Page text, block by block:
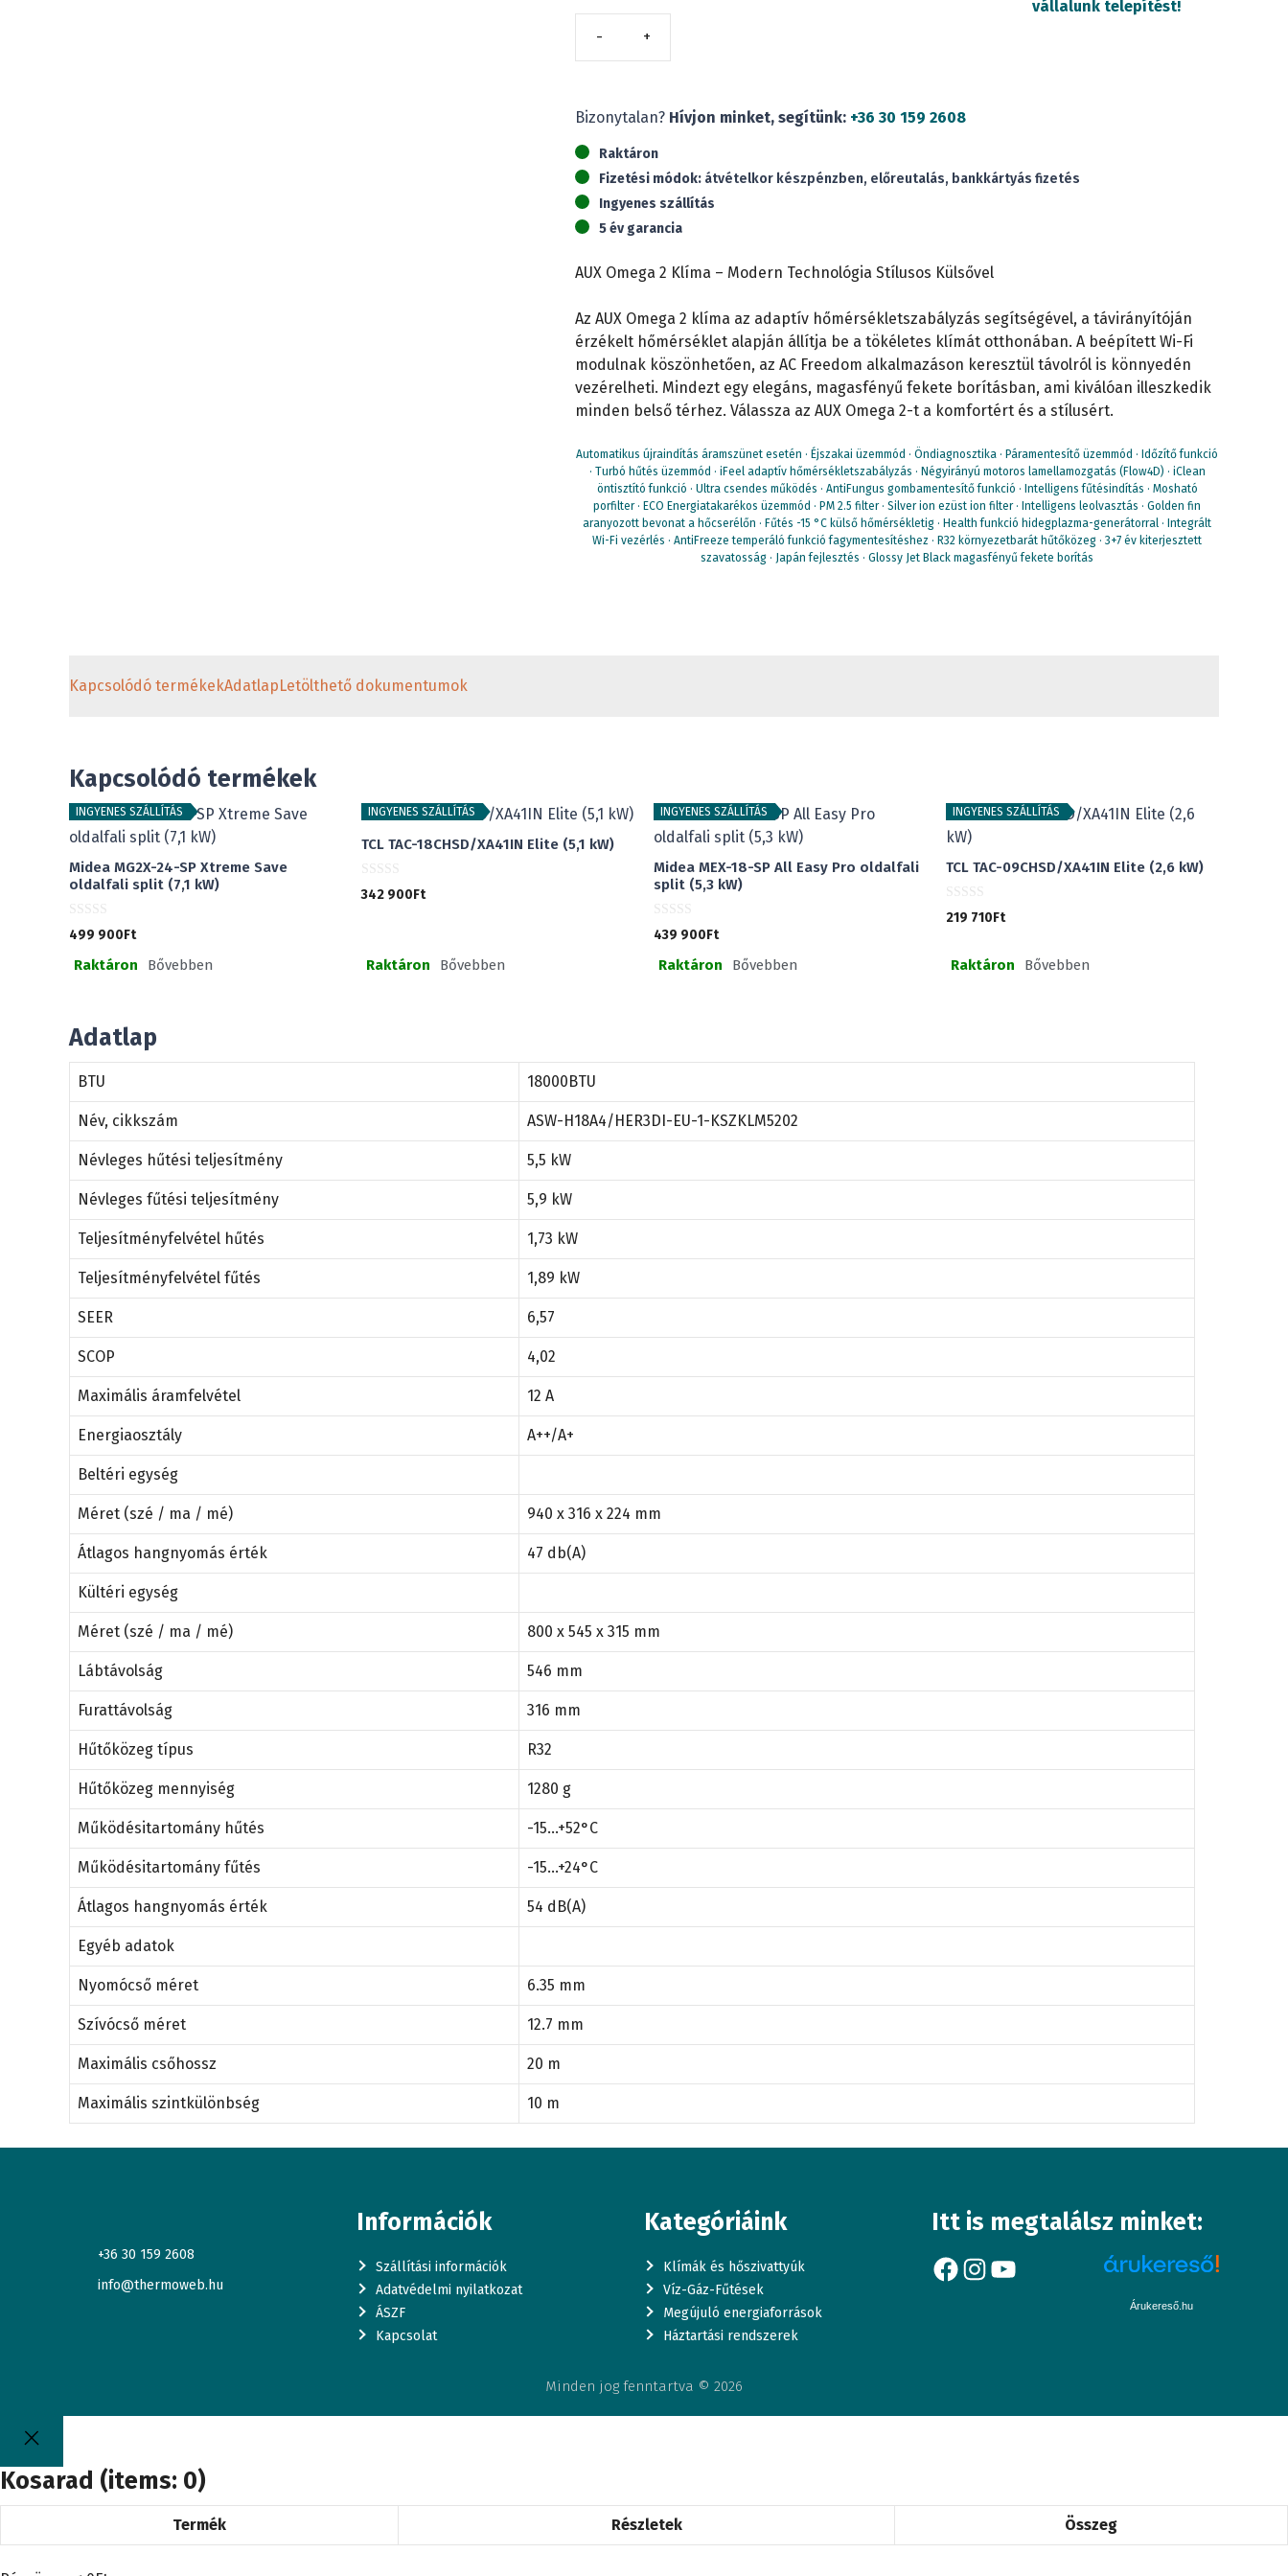
EU-
KSZKLM5202
Omega
(
5,5
mennyiség
vállalunk telepítést!
Bizonytalan? Hívjon minket, segítünk: +36 30 159 2608
Raktáron
Fizetési módok: átvételkor készpénzben, előreutalás, bankkártyás fizetés
Ingyenes szállítás
5 év garancia
AUX Omega 2 Klíma – Modern Technológia Stílusos Külsővel
Az AUX Omega 2 klíma az adaptív hőmérsékletszabályzás segítségével, a távirányítóján
érzékelt hőmérséklet alapján állítja be a tökéletes klímát otthonában. A beépített Wi-Fi
modulnak köszönhetően, az AC Freedom alkalmazáson keresztül távolról is könnyedén
vezérelheti. Mindezt egy elegáns, magasfényű fekete borításban, ami kiválóan illeszkedik
minden belső térhez. Válassza az AUX Omega 2-t a komfortért és a stílusért.
Automatikus újraindítás áramszünet esetén · Éjszakai üzemmód · Öndiagnosztika · Páramentesítő üzemmód · Időzítő funkció
· Turbó hűtés üzemmód · iFeel adaptív hőmérsékletszabályzás · Négyirányú motoros lamellamozgatás (Flow4D) · iClean
öntisztító funkció · Ultra csendes működés · AntiFungus gombamentesítő funkció · Intelligens fűtésindítás · Mosható
porfilter · ECO Energiatakarékos üzemmód · PM 2.5 filter · Silver ion ezüst ion filter · Intelligens leolvasztás · Golden fin
aranyozott bevonat a hőcserélőn · Fűtés -15 °C külső hőmérsékletig · Health funkció hidegplazma-generátorral · Integrált
Wi-Fi vezérlés · AntiFreeze temperáló funkció fagymentesítéshez · R32 környezetbarát hűtőközeg · 3+7 év kiterjesztett
szavatosság · Japán fejlesztés · Glossy Jet Black magasfényű fekete borítás
Kapcsolódó termékekAdatlapLetölthető dokumentumok
Kapcsolódó termékek
INGYENES SZÁLLÍTÁS
Midea MG2X-24-SP Xtreme Save
oldalfali split (7,1 kW)
0
a
499 900Ft
Raktáron Bővebben
INGYENES SZÁLLÍTÁS
TCL TAC-18CHSD/XA41IN Elite (5,1 kW)
0
a
ő
342 900Ft
Raktáron Bővebben
INGYENES SZÁLLÍTÁS
Midea MEX-18-SP All Easy Pro oldalfali
split (5,3 kW)
0
a
439 900Ft
Raktáron Bővebben
INGYENES SZÁLLÍTÁS
TCL TAC-09CHSD/XA41IN Elite (2,6 kW)
0
a
b
219 710Ft
Raktáron Bővebben
Adatlap
BTU 18000BTU
Név, cikkszám ASW-H18A4/HER3DI-EU-1-KSZKLM5202
Névleges hűtési teljesítmény 5,5 kW
Névleges fűtési teljesítmény 5,9 kW
Teljesítményfelvétel hűtés 1,73 kW
Teljesítményfelvétel fűtés 1,89 kW
SEER 6,57
SCOP 4,02
Maximális áramfelvétel 12 A
Energiaosztály A++/A+
Beltéri egység
Méret (szé / ma / mé) 940 x 316 x 224 mm
Átlagos hangnyomás érték 47 db(A)
Kültéri egység
Méret (szé / ma / mé) 800 x 545 x 315 mm
Lábtávolság 546 mm
Furattávolság 316 mm
Hűtőközeg típus R32
Hűtőközeg mennyiség 1280 g
Működésitartomány hűtés -15…+52°C
Működésitartomány fűtés -15…+24°C
Átlagos hangnyomás érték 54 dB(A)
Egyéb adatok
Nyomócső méret 6.35 mm
Szívócső méret 12.7 mm
Maximális csőhossz 20 m
Maximális szintkülönbség 10 m
+36 30 159 2608
info@thermoweb.hu
Információk
Szállítási információk
Adatvédelmi nyilatkozat
ÁSZF
Kapcsolat
Kategóriáink
Klímák és hőszivattyúk
Víz-Gáz-Fűtések
Megújuló energiaforrások
Háztartási rendszerek
Itt is megtalálsz minket:
Facebook
Instagram
YouTube
Árukereső.hu
Minden jog fenntartva © 2026
Kosarad (items: 0)
Termék Részletek Összeg